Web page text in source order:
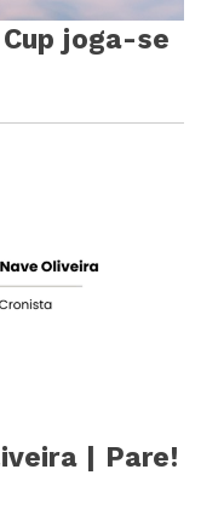
joga-se
| Pare!